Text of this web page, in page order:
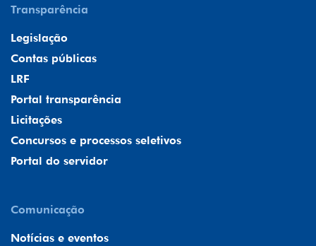
Transparência
Legislação
Contas públicas
LRF
Portal transparência
Licitações
Concursos e processos seletivos
Portal do servidor
Comunicação
Notícias e eventos